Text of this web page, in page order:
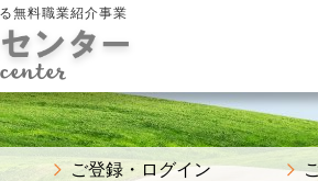
無料職業紹介事業
ご登録・ログイン